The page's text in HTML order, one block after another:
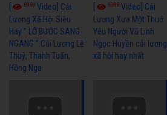
[ 6969 Video] Cải
Lương Xã Hội Siêu
Hay " LỠ BƯỚC SANG
NGANG " Cải Lương Lệ
Thuỷ, Thanh Tuấn,
Hồng Nga
[ 6388Video] Cải
Lương Xưa Một Thuở
Yêu Người Vũ Linh
Ngọc Huyền cải lương
xã hội hay nhất